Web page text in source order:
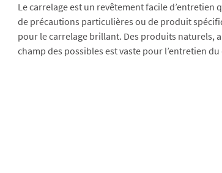
Le carrelage est un revêtement facile d’entretien
de précautions particulières ou de produit
pour le carrelage brillant. Des produits naturels,
champ des possibles est vaste pour l’entretien du